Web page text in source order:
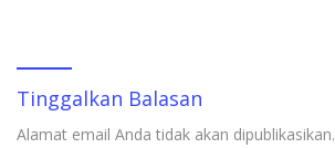
Tinggalkan Balasan
Alamat email Anda tidak akan dipublikasikan.